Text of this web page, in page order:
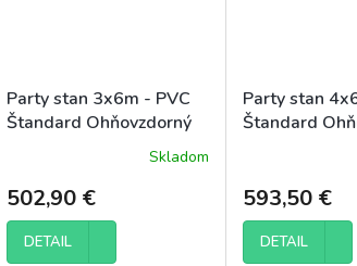
Party stan 3x6m - PVC
Štandard Ohňovzdorný
Skladom
502,90 €
DETAIL
Party stan
Štandard
593,50 €
DETAIL